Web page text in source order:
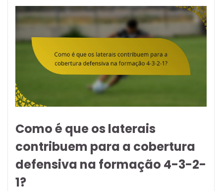
Como é que os laterais
contribuem para a cobertura
defensiva na formação 4-3-2-
1?